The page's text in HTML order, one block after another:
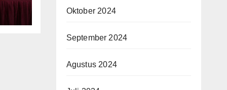
Oktober 2024
September 2024
Agustus 2024